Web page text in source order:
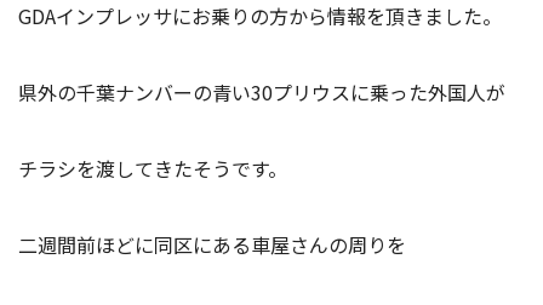
GDAインプレッサにお乗りの方から情報を頂きました。
県外の千葉ナンバーの青い30プリウスに乗った外国人が
チラシを渡してきたそうです。
二週間前ほどに同区にある車屋さんの周りを